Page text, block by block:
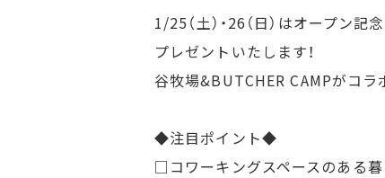
1/25（土）・26（日）はオープン
プレゼントいたします！
谷牧場&BUTCHER CAMPがコラ
◆注目ポイント◆
□コワーキングスペースのある暮